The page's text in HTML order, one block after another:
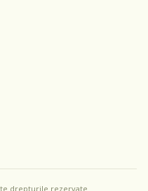
drepturile rezervate